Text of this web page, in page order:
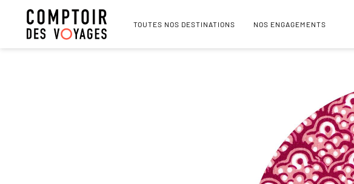
TOUTES NOS DESTINATIONS NOS ENGAGEMENTS